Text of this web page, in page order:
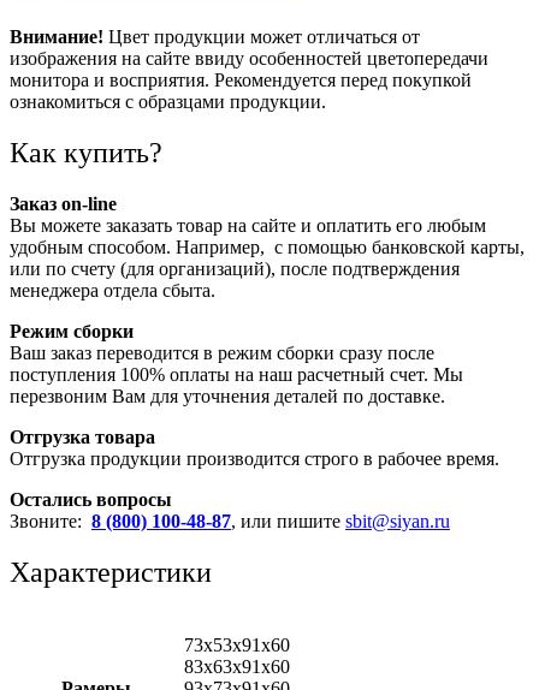
Внимание! Цвет продукции может отличаться от
изображения на сайте ввиду особенностей цветопередачи
монитора и восприятия. Рекомендуется перед покупкой
ознакомиться с образцами продукции.
Как купить?
Заказ on-line
Вы можете заказать товар на сайте и оплатить его любым
удобным способом. Например, с помощью банковской карты,
или по счету (для организаций), после подтверждения
менеджера отдела сбыта.
Режим сборки
Ваш заказ переводится в режим сборки сразу после
поступления 100% оплаты на наш расчетный счет. Мы
перезвоним Вам для уточнения деталей по доставке.
Отгрузка товара
Отгрузка продукции производится строго в рабочее время.
Остались вопросы
Звоните: 8 (800) 100-48-87, или пишите sbit@siyan.ru
Характеристики
73х53х91х60
83х63х91х60